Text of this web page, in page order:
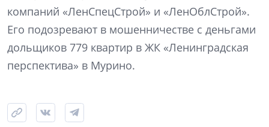
компаний «ЛенСпецСтрой» и «ЛенОблСтрой».
Его подозревают в мошенничестве с деньгами
дольщиков 779 квартир в ЖК «Ленинградская
перспектива» в Мурино.